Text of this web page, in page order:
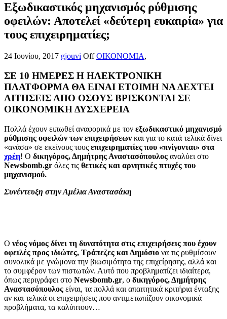
Εξωδικαστικός μηχανισμός ρύθμισης
οφειλών: Αποτελεί «δεύτερη ευκαιρία» για
τους επιχειρηματίες;
24 Ιουνίου, 2017 gjouvi Off ΟΙΚΟΝΟΜΙΑ,
ΣΕ 10 ΗΜΕΡΕΣ Η ΗΛΕΚΤΡΟΝΙΚΗ
ΠΛΑΤΦΟΡΜΑ ΘΑ ΕΙΝΑΙ ΕΤΟΙΜΗ ΝΑ ΔΕΧΤΕΙ
ΑΙΤΗΣΕΙΣ ΑΠΟ ΟΣΟΥΣ ΒΡΙΣΚΟΝΤΑΙ ΣΕ
ΟΙΚΟΝΟΜΙΚΗ ΔΥΣΧΕΡΕΙΑ
Πολλά έχουν ειπωθεί αναφορικά με τον εξωδικαστικό μηχανισμό
ρύθμισης οφειλών των επιχειρήσεων και για το κατά τελικά δίνει
«ανάσα» σε εκείνους τους επιχειρηματίες που «πνίγονται» στα
χρέη! Ο δικηγόρος, Δημήτρης Αναστασόπουλος αναλύει στο
Newsbomb.gr όλες τις θετικές και αρνητικές πτυχές του
μηχανισμού.
Συνέντευξη στην Αμέλια Αναστασάκη
Ο νέος νόμος δίνει τη δυνατότητα στις επιχειρήσεις που έχουν
οφειλές προς ιδιώτες, Τράπεζες και Δημόσιο να τις ρυθμίσουν
συνολικά με γνώμονα την βιωσιμότητα της επιχείρησης, αλλά και
το συμφέρον των πιστωτών. Αυτό που προβληματίζει ιδιαίτερα,
όπως περιγράφει στο Newsbomb.gr, ο δικηγόρος, Δημήτρης
Αναστασόπουλος είναι, τα πολλά και απαιτητικά κριτήρια ένταξης
αν και τελικά οι επιχειρήσεις που αντιμετωπίζουν οικονομικά
προβλήματα, τα καλύπτουν…